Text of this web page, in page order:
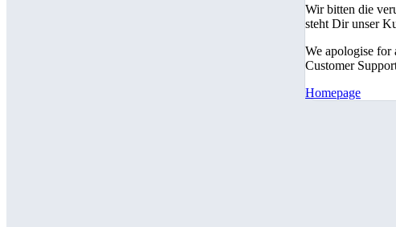
Wir bitten die
steht Dir unser
We apologise for
Customer
Homepage